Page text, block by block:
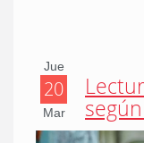
Jue
20
Mar